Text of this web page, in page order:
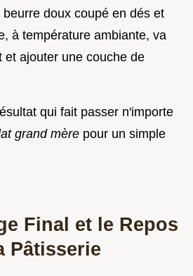
doux coupé en dés et
à température ambiante, va
et ajouter une couche de
qui fait passer n'importe
grand mère pour un simple
Final et le Repos
Pâtisserie